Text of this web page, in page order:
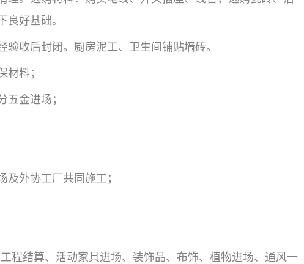
良好基础。
收后封闭。厨房泥工、卫生间铺贴墙砖。
材料；
金进场；
外协工厂共同施工；
程结算、活动家具进场、装饰品、布饰、植物进场、通风一